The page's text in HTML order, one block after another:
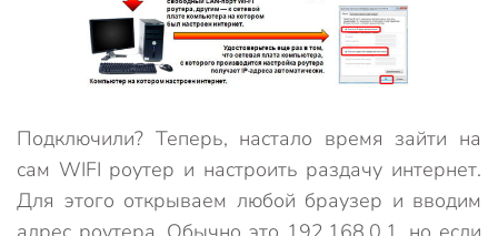
Подключили? Теперь, настало время зайти на
сам WIFI роутер и настроить раздачу интернет.
Для этого открываем любой браузер и вводим